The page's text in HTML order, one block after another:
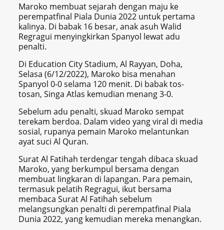
Maroko membuat sejarah dengan maju ke
perempatfinal Piala Dunia 2022 untuk pertama
kalinya. Di babak 16 besar, anak asuh Walid
Regragui menyingkirkan Spanyol lewat adu
penalti.
Di Education City Stadium, Al Rayyan, Doha,
Selasa (6/12/2022), Maroko bisa menahan
Spanyol 0-0 selama 120 menit. Di babak tos-
tosan, Singa Atlas kemudian menang 3-0.
Sebelum adu penalti, skuad Maroko sempat
terekam berdoa. Dalam video yang viral di media
sosial, rupanya pemain Maroko melantunkan
ayat suci Al Quran.
Surat Al Fatihah terdengar tengah dibaca skuad
Maroko, yang berkumpul bersama dengan
membuat lingkaran di lapangan. Para pemain,
termasuk pelatih Regragui, ikut bersama
membaca Surat Al Fatihah sebelum
melangsungkan penalti di perempatfinal Piala
Dunia 2022, yang kemudian mereka menangkan.